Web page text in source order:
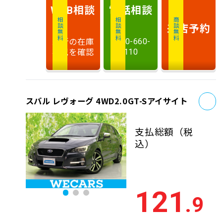
相談無料
WEB相談
最新の在庫
状況を確認
相談無料
電話相談
0120-660-
110
商談無料
来店予約
スバル レヴォーグ 4WD2.0GT-Sアイサイト
支払総額 （税
込）
121 .9